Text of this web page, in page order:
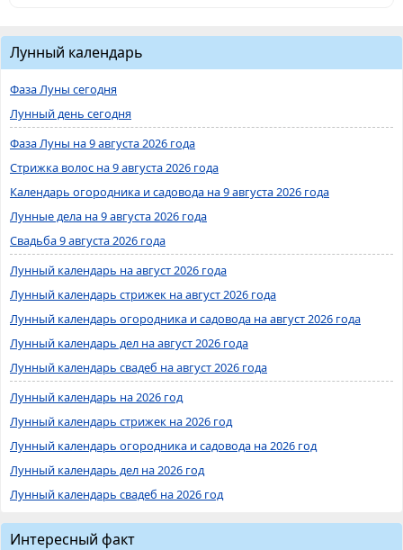
Лунный календарь
Фаза Луны сегодня
Лунный день сегодня
Фаза Луны на 9 августа 2026 года
Стрижка волос на 9 августа 2026 года
Календарь огородника и садовода на 9 августа 2026 года
Лунные дела на 9 августа 2026 года
Свадьба 9 августа 2026 года
Лунный календарь на август 2026 года
Лунный календарь стрижек на август 2026 года
Лунный календарь огородника и садовода на август 2026 года
Лунный календарь дел на август 2026 года
Лунный календарь свадеб на август 2026 года
Лунный календарь на 2026 год
Лунный календарь стрижек на 2026 год
Лунный календарь огородника и садовода на 2026 год
Лунный календарь дел на 2026 год
Лунный календарь свадеб на 2026 год
Интересный факт